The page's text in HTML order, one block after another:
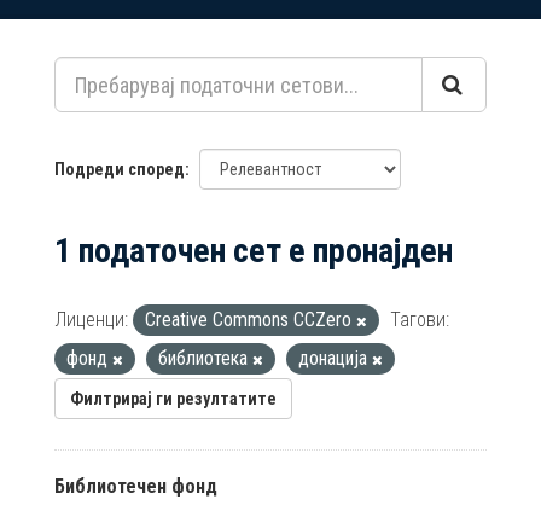
содржина
Подреди според
1 податочен сет е пронајден
Лиценци: Creative Commons CCZero
Тагови:
фонд
библиотека донација
Филтрирај ги резултатите
Библиотечен фонд